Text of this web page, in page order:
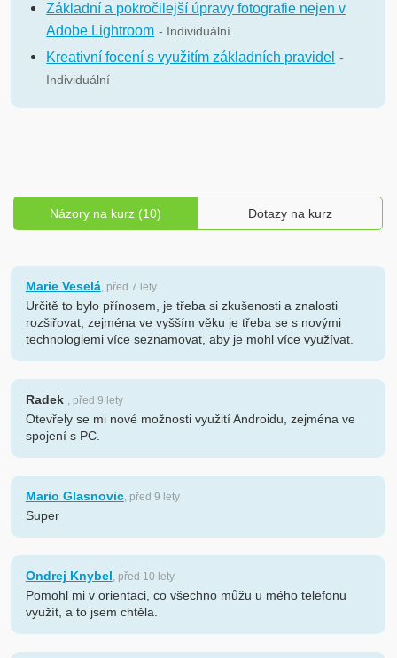
Základní a pokročilejší úpravy fotografie nejen v
Adobe Lightroom - Individuální
Kreativní focení s využitím základních pravidel -
Individuální
Názory na kurz (10) Dotazy na kurz
Marie Veselá, před 7 lety
Určitě to bylo přínosem, je třeba si zkušenosti a znalosti
rozšiřovat, zejména ve vyšším věku je třeba se s novými
technologiemi více seznamovat, aby je mohl více využívat.
Radek , před 9 lety
Otevřely se mi nové možnosti využití Androidu, zejména ve
spojení s PC.
Mario Glasnovic, před 9 lety
Super
Ondrej Knybel, před 10 lety
Pomohl mi v orientaci, co všechno můžu u mého telefonu
využít, a to jsem chtěla.